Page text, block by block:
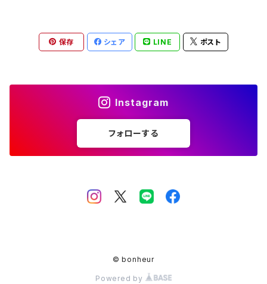
保存 シェア LINE ポスト
Instagram
フォローする
© bonheur
Powered by